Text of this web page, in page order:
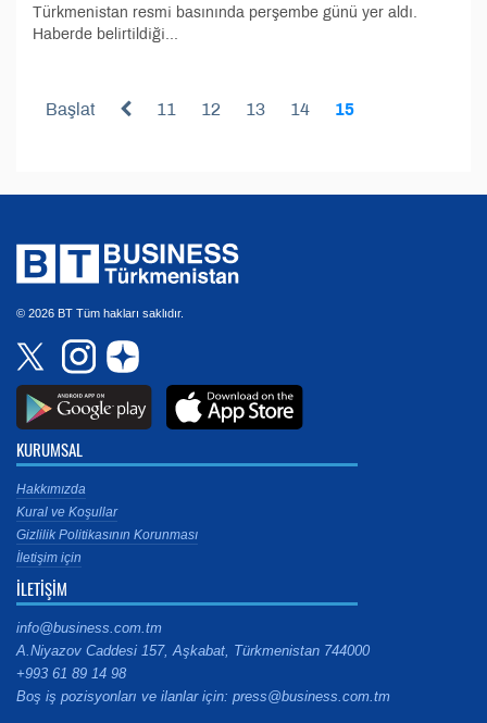
Türkmenistan resmi basınında perşembe günü yer aldı.
Haberde belirtildiği...
Başlat 11 12 13 14 15
© 2026 BT Tüm hakları saklıdır.
KURUMSAL
Hakkımızda
Kural ve Koşullar
Gizlilik Politikasının Korunması
İletişim için
İLETİŞİM
info@business.com.tm
A.Niyazov Caddesi 157, Aşkabat, Türkmenistan 744000
+993 61 89 14 98
Boş iş pozisyonları ve ilanlar için: press@business.com.tm